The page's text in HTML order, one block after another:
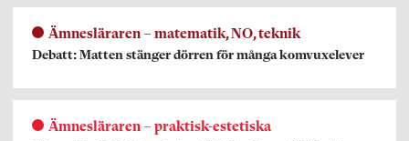
Ämnesläraren – matematik, NO, teknik
Debatt: Matten stänger dörren för många komvuxelever
Ämnesläraren – praktisk-estetiska